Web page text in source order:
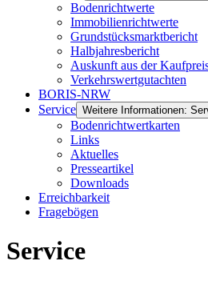
Bodenrichtwerte
Immobilienrichtwerte
Grundstücksmarktbericht
Halbjahresbericht
Auskunft aus der
Verkehrswertgutachten
BORIS-NRW
Service Weitere Informationen:
Bodenrichtwertkarten
Links
Aktuelles
Presseartikel
Downloads
Erreichbarkeit
Fragebögen
Service